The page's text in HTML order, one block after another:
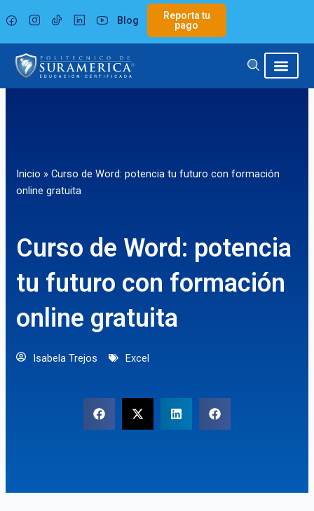
al
contenido
Blog
Reporta tu
pago
Inicio » Curso de Word: potencia tu futuro con formación
online gratuita
Curso de Word: potencia
tu futuro con formación
online gratuita
Isabela Trejos Excel